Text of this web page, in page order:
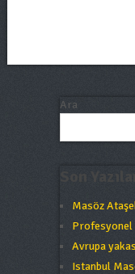
Ara
Masöz
Profesyonel
Avrupa
Istanbul